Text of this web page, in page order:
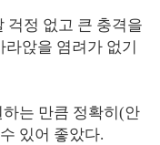
걱정 없고 큰 충격을
앉을 염려가 없기
는 만큼 정확히(안
있어 좋았다.